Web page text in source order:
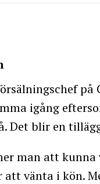
igång
Det blir en
man att
vänta i kön.